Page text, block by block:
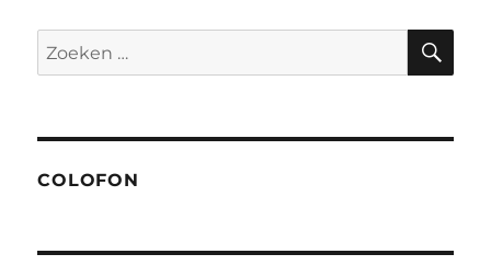
Zoeken
naar:
COLOFON